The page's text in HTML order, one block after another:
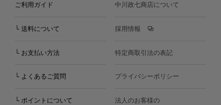
ご利用ガイド
└ 送料について
└ お支払い方法
└ よくあるご質問
└ ポイントについて
中川政七商店について
採用情報
特定商取引法の表記
プライバシーポリシー
法人のお客様の